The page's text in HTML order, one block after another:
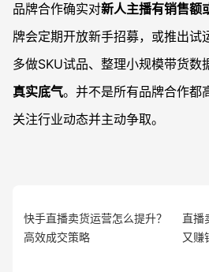
品牌合作确实对新人主播有销售额
牌会定期开放新手招募，或推出试
多做SKU试品、整理小规模带货数
真实底气。并不是所有品牌合作都
关注行业动态并主动争取。
快手直播卖货运营怎么提升？
高效成交策略
直播
又赚